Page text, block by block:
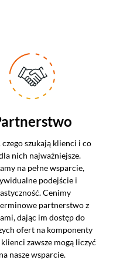
czego szukają klienci i co
nich najważniejsze.
na pełne wsparcie,
podejście i
Cenimy
partnerstwo z
dając im dostęp do
ofert na komponenty
klienci zawsze mogą liczyć
na nasze wsparcie.